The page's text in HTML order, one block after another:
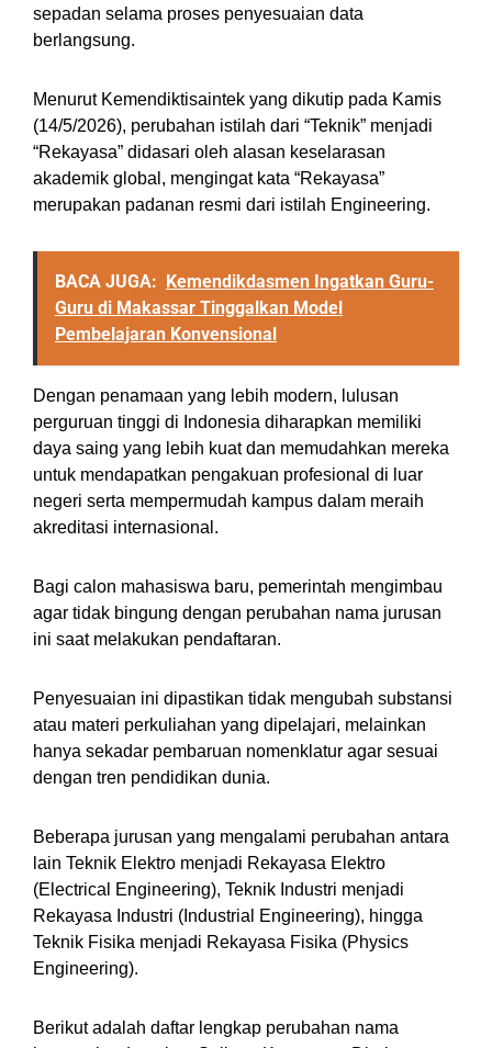
sepadan selama proses penyesuaian data
berlangsung.
Menurut Kemendiktisaintek yang dikutip pada Kamis
(14/5/2026), perubahan istilah dari “Teknik” menjadi
“Rekayasa” didasari oleh alasan keselarasan
akademik global, mengingat kata “Rekayasa”
merupakan padanan resmi dari istilah Engineering.
BACA JUGA: Kemendikdasmen Ingatkan Guru-
Guru di Makassar Tinggalkan Model
Pembelajaran Konvensional
Dengan penamaan yang lebih modern, lulusan
perguruan tinggi di Indonesia diharapkan memiliki
daya saing yang lebih kuat dan memudahkan mereka
untuk mendapatkan pengakuan profesional di luar
negeri serta mempermudah kampus dalam meraih
akreditasi internasional.
Bagi calon mahasiswa baru, pemerintah mengimbau
agar tidak bingung dengan perubahan nama jurusan
ini saat melakukan pendaftaran.
Penyesuaian ini dipastikan tidak mengubah substansi
atau materi perkuliahan yang dipelajari, melainkan
hanya sekadar pembaruan nomenklatur agar sesuai
dengan tren pendidikan dunia.
Beberapa jurusan yang mengalami perubahan antara
lain Teknik Elektro menjadi Rekayasa Elektro
(Electrical Engineering), Teknik Industri menjadi
Rekayasa Industri (Industrial Engineering), hingga
Teknik Fisika menjadi Rekayasa Fisika (Physics
Engineering).
Berikut adalah daftar lengkap perubahan nama